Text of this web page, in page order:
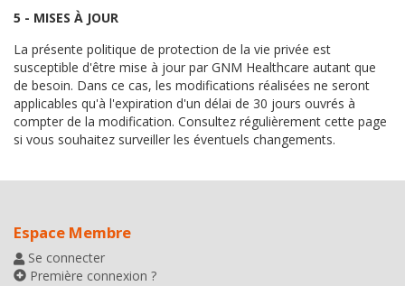
5 - MISES À JOUR
La présente politique de protection de la vie privée est
susceptible d'être mise à jour par GNM Healthcare autant que
de besoin. Dans ce cas, les modifications réalisées ne seront
applicables qu'à l'expiration d'un délai de 30 jours ouvrés à
compter de la modification. Consultez régulièrement cette page
si vous souhaitez surveiller les éventuels changements.
Espace Membre
Se connecter
Première connexion ?